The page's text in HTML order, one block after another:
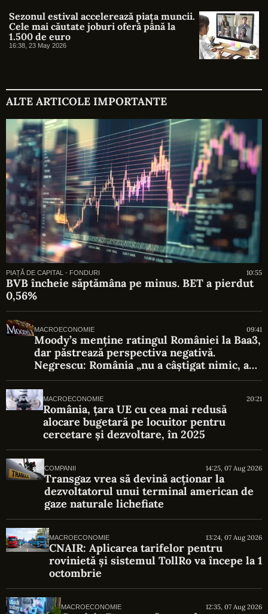
Sezonul estival accelerează piața muncii.
Cele mai căutate joburi oferă până la
1.500 de euro
16:38, 23 May 2026
ALTE ARTICOLE IMPORTANTE
PIAȚĂ DE CAPITAL - FONDURI 10:55
BVB încheie săptămâna pe minus. BET a pierdut
0,56%
MACROECONOMIE 09:41
Moody’s menține ratingul României la Baa3,
dar păstrează perspectiva negativă.
Negrescu: România „nu a câștigat nimic, a
evitat o pierdere”
MACROECONOMIE 20:21
România, țara UE cu cea mai redusă
alocare bugetară pe locuitor pentru
cercetare și dezvoltare, în 2025
COMPANII 14:25, 07 Aug 2026
Transgaz vrea să devină acționar la
dezvoltatorul unui terminal american de
gaze naturale lichefiate
MACROECONOMIE 13:24, 07 Aug 2026
CNAIR: Aplicarea tarifelor pentru
rovinietă și sistemul TollRo va începe la 1
octombrie
MACROECONOMIE 12:35, 07 Aug 2026